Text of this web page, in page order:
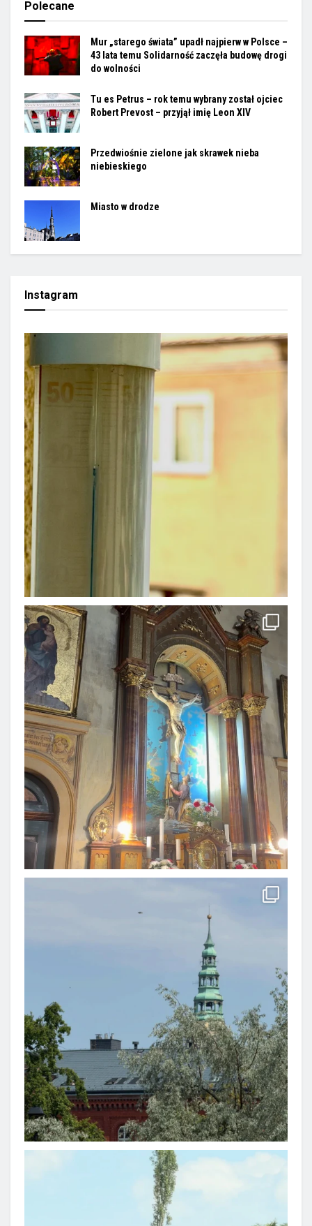
Polecane
Mur „starego świata” upadł najpierw w Polsce –
43 lata temu Solidarność zaczęła budowę drogi
do wolności
Tu es Petrus – rok temu wybrany został ojciec
Robert Prevost – przyjął imię Leon XIV
Przedwiośnie zielone jak skrawek nieba
niebieskiego
Miasto w drodze
Instagram